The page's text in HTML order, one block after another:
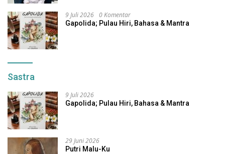
9 Juli 2026 0 Komentar
Gapolida; Pulau Hiri, Bahasa & Mantra
Sastra
9 Juli 2026
Gapolida; Pulau Hiri, Bahasa & Mantra
29 Juni 2026
Putri Malu-Ku